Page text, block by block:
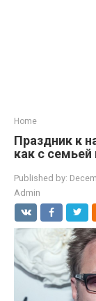
Home
Праздник к
как с семьей
Published by:
Admin